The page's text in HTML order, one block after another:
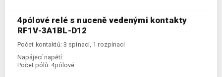
4pólové relé s nuceně vedenými kontakty
RF1V-3A1BL-D12
Počet kontaktů: 3 spínací, 1 rozpínací
Napájecí napětí:
Počet pólů: 4pólové